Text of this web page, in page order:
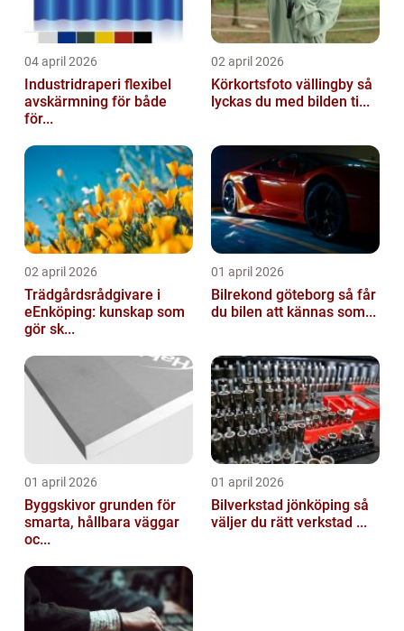
04 april 2026
Industridraperi flexibel
avskärmning för både
för...
02 april 2026
Körkortsfoto vällingby så
lyckas du med bilden ti...
02 april 2026
Trädgårdsrådgivare i
eEnköping: kunskap som
gör sk...
01 april 2026
Bilrekond göteborg så får
du bilen att kännas som...
01 april 2026
Byggskivor grunden för
smarta, hållbara väggar
oc...
01 april 2026
Bilverkstad jönköping så
väljer du rätt verkstad ...